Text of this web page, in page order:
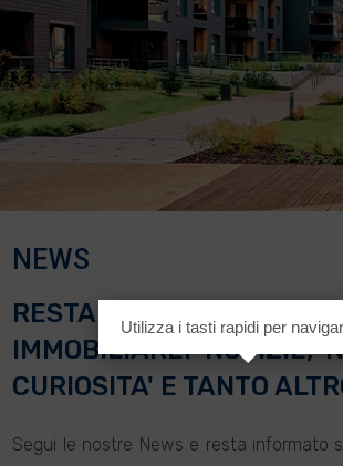
NEWS
RESTA INFORMATO
IMMOBILIARE: NOTIZIE,
CURIOSITA' E TANTO
Segui le nostre News e resta informato
Utilizza i tasti rapidi per